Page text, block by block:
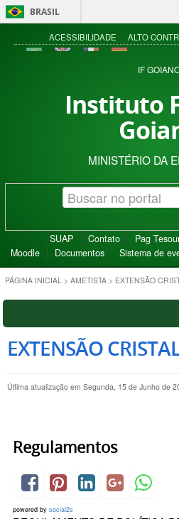
BRASIL
ACESSIBILIDADE ALTO
IF
Instituto
MINISTÉRIO DA
SUAP Contato Pag
Moodle
Documentos Sistema de
PÁGINA INICIAL > AMETISTA > EXTENSÃO
EXTENSÃO
Última atualização em Segunda, 15 de Junho de
Regulamentos
powered by social2s